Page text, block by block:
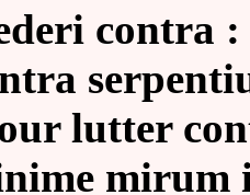
contra :
lutter
mirum id